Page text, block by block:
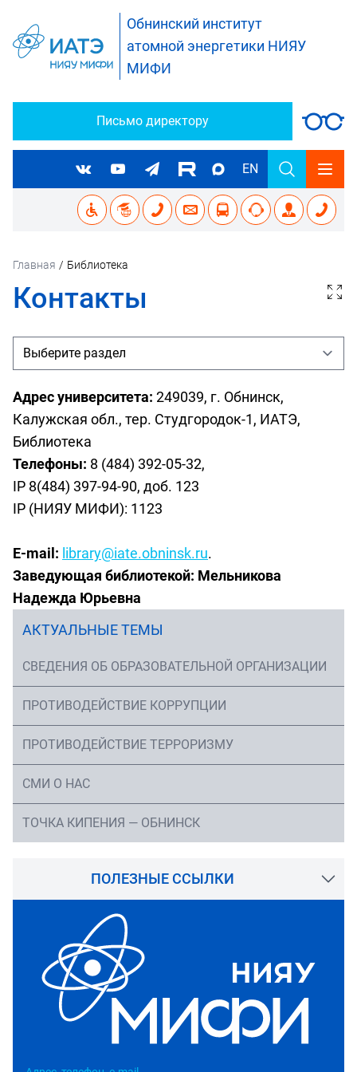
Обнинский институт
атомной энергетики НИЯУ
МИФИ
Письмо директору
EN
Главная / Библиотека
Контакты
Адрес университета: 249039, г. Обнинск,
Калужская обл., тер. Студгородок-1, ИАТЭ,
Библиотека
Телефоны: 8 (484) 392-05-32,
IP 8(484) 397-94-90, доб. 123
IP (НИЯУ МИФИ): 1123
E-mail: library@iate.obninsk.ru.
Заведующая библиотекой: Мельникова
Надежда Юрьевна
АКТУАЛЬНЫЕ ТЕМЫ
СВЕДЕНИЯ ОБ ОБРАЗОВАТЕЛЬНОЙ ОРГАНИЗАЦИИ
ПРОТИВОДЕЙСТВИЕ КОРРУПЦИИ
ПРОТИВОДЕЙСТВИЕ ТЕРРОРИЗМУ
СМИ О НАС
ТОЧКА КИПЕНИЯ — ОБНИНСК
ПОЛЕЗНЫЕ ССЫЛКИ